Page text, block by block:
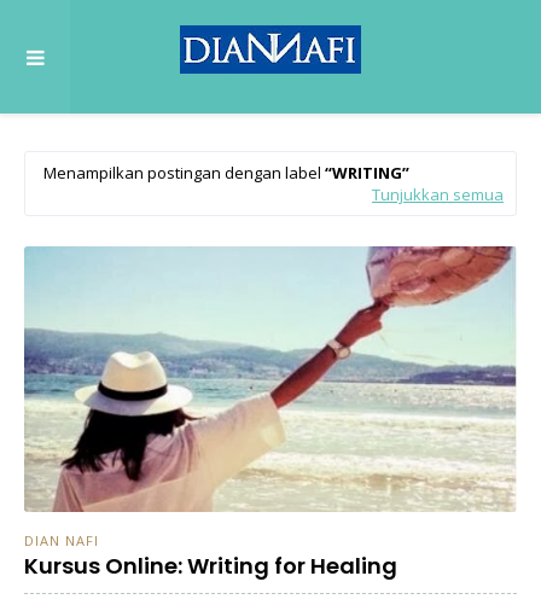
Menampilkan postingan dengan label WRITING
Tunjukkan semua
DIAN NAFI
Kursus Online: Writing for Healing